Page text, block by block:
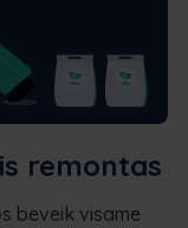
remontas
beveik visame